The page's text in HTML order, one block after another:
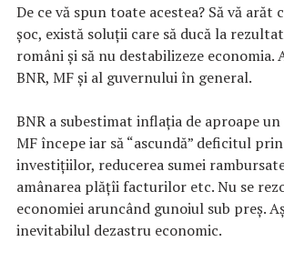
De ce vă spun toate acestea? Să vă arăt
șoc, există soluții care să ducă la
români și să nu destabilizeze economia.
BNR, MF și al guvernului în general.
BNR a subestimat inflația de aproape un
MF începe iar să “ascundă” deficitul
investițiilor, reducerea sumei
amânarea plățîi facturilor etc. Nu se
economiei aruncând gunoiul sub preș.
inevitabilul dezastru economic.